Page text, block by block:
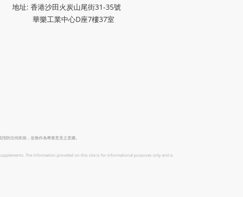
地址: 香港沙田火炭山尾街31-35號
華樂工業中心D座7樓37室
防任何疾病，並無作為專業意見之意圖。
The information provided on this site is for informational purposes only and is